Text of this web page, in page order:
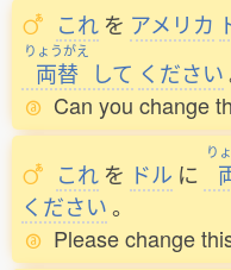
これ を アメリカ
りょうがえ
両替 して ください
Can you change
これ を ドル に
り
ください。
Please change